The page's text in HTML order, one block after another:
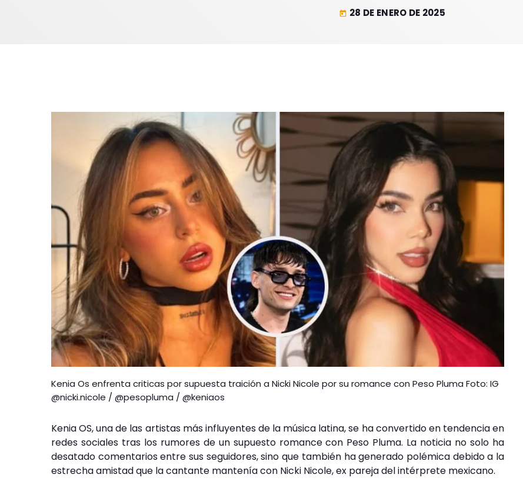
today 28 DE ENERO DE 2025
Kenia Os enfrenta criticas por supuesta traición a Nicki Nicole por su romance con Peso Pluma Foto: IG
@nicki.nicole / @pesopluma / @keniaos
Kenia OS, una de las artistas más influyentes de la música latina, se ha convertido en tendencia en
redes sociales tras los rumores de un supuesto romance con Peso Pluma. La noticia no solo ha
desatado comentarios entre sus seguidores, sino que también ha generado polémica debido a la
estrecha amistad que la cantante mantenía con Nicki Nicole, ex pareja del intérprete mexicano.